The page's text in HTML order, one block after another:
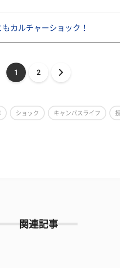
もカルチャーショック！
1 2
ショック キャンパスライフ
関連記事